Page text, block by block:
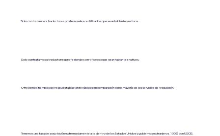
Solo contratamos a traductores profesionales certificados que sean hablantes nativos.
Solo contratamos a traductores profesionales certificados que sean hablantes nativos.
Ofrecemos tiempos de respuesta bastante rápidos en comparación con la mayoría de los servicios de traducción.
Tenemos una tasa de aceptación extremadamente alta dentro de los Estados Unidos y gobiernos extranjeros. 100% con USCIS.